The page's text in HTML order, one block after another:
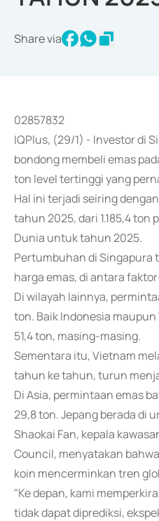
Share via
02857832
IQPlus, (29/1) - Investor di
bondong membeli emas
ton level tertinggi yang
Hal ini terjadi seiring
tahun 2025, dari 1.185,4
Dunia untuk tahun 2025.
Pertumbuhan di Singapura
harga emas, di antara
Di wilayah lainnya,
ton. Baik Indonesia
51,4 ton, masing-masing.
Sementara itu, Vietnam
tahun ke tahun, turun
Di Asia, permintaan emas
29,8 ton. Jepang berada di
Shaokai Fan, kepala
Council, menyatakan
koin mencerminkan tren
"Ke depan, kami
tidak dapat diprediksi,